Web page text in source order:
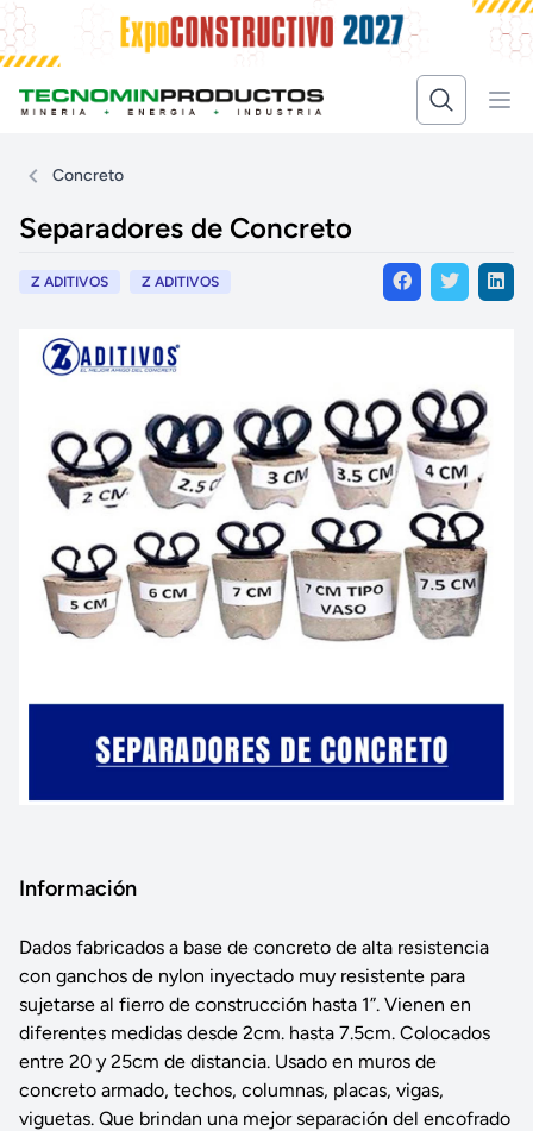
Concreto
Separadores de Concreto
Z ADITIVOS Z ADITIVOS
Información
Dados fabricados a base de concreto de alta resistencia
con ganchos de nylon inyectado muy resistente para
sujetarse al fierro de construcción hasta 1”. Vienen en
diferentes medidas desde 2cm. hasta 7.5cm. Colocados
entre 20 y 25cm de distancia. Usado en muros de
concreto armado, techos, columnas, placas, vigas,
viguetas. Que brindan una mejor separación del encofrado